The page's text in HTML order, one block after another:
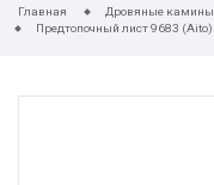
Главная Дровяные камины
Предтопочный лист 9683 (Aito)